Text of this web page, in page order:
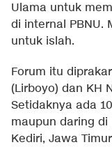
Ulama untuk
di internal PBNU.
untuk islah.
Forum itu
(Lirboyo) dan KH
Setidaknya ada
maupun daring di
Kediri, Jawa